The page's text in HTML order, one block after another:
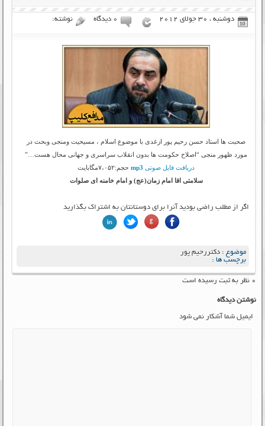
دوشنبه ، 30 جولای 2012 ۰ دیدگاه نوشته:
صحبت ها استاد حسن رحیم پور ازغدی با موضوع اسلام ، مسیحیت ومنجی وبحث در
مورد ظهور منجی “اصلاح حکومت ها بدون انقلاب سراسری و جهانی محال هست…”
دریافت فایل صوتی mp3حجم:۷،۰۵۲مگابایت
سلامتی اقا امام زمان(عج) و امام خامنه ای صلوات
اگر از مطلب راضی بودید آنرا برای دوستانتان به اشتراک بگذارید
موضوع :دکتررحیم پور
برچسب ها :
۰ نظر به ثبت رسیده است
نوشتن دیدگاه
ایمیل شما آشکار نمی شود